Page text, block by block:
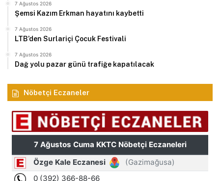
7 Ağustos 2026
Şemsi Kazım Erkman hayatını kaybetti
7 Ağustos 2026
LTB’den Surlariçi Çocuk Festivali
7 Ağustos 2026
Dağ yolu pazar günü trafiğe kapatılacak
Nöbetçi Eczaneler